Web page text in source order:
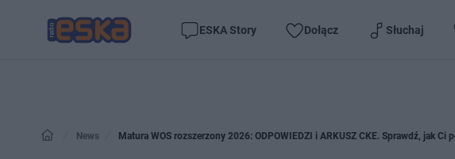
ESKA Story Dołącz Słuchaj
News Matura WOS rozszerzony 2026: ODPOWIEDZI i ARKUSZ CKE. Sprawdź, jak Ci